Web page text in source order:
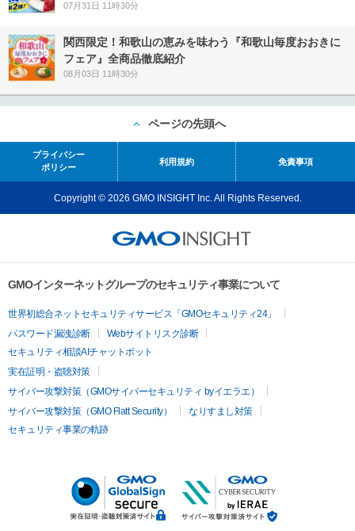
07月31日 11時30分
関西限定！和歌山の恵みを味わう『和歌山毎度おおきに
フェア』全商品徹底紹介
08月03日 11時30分
ページの先頭へ
プライバシー
ポリシー
利用規約 免責事項
Copyright © 2026 GMO INSIGHT Inc. All Rights Reserved.
GMOインターネットグループのセキュリティ事業について
世界初総合ネットセキュリティサービス「GMOセキュリティ24」
パスワード漏洩診断
Webサイトリスク診断
セキュリティ相談AIチャットボット
実在証明・盗聴対策
サイバー攻撃対策（GMOサイバーセキュリティ byイエラエ）
サイバー攻撃対策（GMO Flatt Security）
なりすまし対策
セキュリティ事業の軌跡